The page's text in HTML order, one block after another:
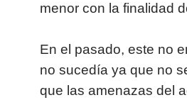
menor con la finalidad
En el pasado, este no
no sucedía ya que no
que las amenazas del